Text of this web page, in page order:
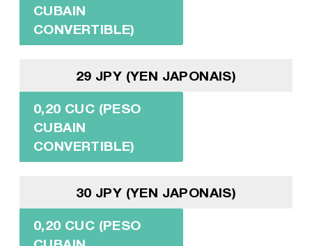
CUBAIN
CONVERTIBLE)
29 JPY (YEN JAPONAIS)
0,20 CUC (PESO
CUBAIN
CONVERTIBLE)
30 JPY (YEN JAPONAIS)
0,20 CUC (PESO